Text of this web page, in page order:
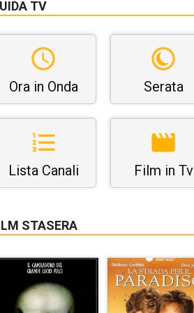
TV
Ora in Onda Serata
Lista Canali Film in Tv
STASERA